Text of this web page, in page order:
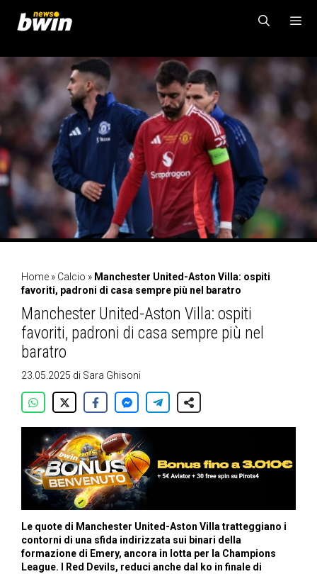
contenuto
MENU
Home » Calcio » Manchester United-Aston Villa: ospiti
favoriti, padroni di casa sempre più nel baratro
Manchester United-Aston Villa: ospiti
favoriti, padroni di casa sempre più nel
baratro
23.05.2025 di Sara Ghisoni
Le quote di Manchester United-Aston Villa tratteggiano i
contorni di una sfida indirizzata sui binari della
formazione di Emery, ancora in lotta per la Champions
League. I Red Devils, reduci anche dal ko in finale di